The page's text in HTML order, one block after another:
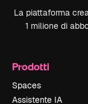
La piattaforma
1 milione di
Prodotti
Spaces
Assistente IA